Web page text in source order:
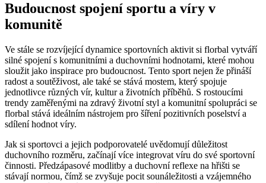
Budoucnost spojení sportu a víry v
komunitě
Ve stále se rozvíjející dynamice sportovních aktivit si florbal vytváří
silné spojení s komunitními a duchovními hodnotami, které mohou
sloužit jako inspirace pro budoucnost. Tento sport nejen že přináší
radost a soutěživost, ale také se stává mostem, který spojuje
jednotlivce různých vír, kultur a životních příběhů. S rostoucími
trendy zaměřenými na zdravý životní styl a komunitní spolupráci se
florbal stává ideálním nástrojem pro šíření pozitivních poselství a
sdílení hodnot víry.
Jak si sportovci a jejich podporovatelé uvědomují důležitost
duchovního rozměru, začínají více integrovat víru do své sportovní
činnosti. Předzápasové modlitby a duchovní reflexe na hřišti se
stávají normou, čímž se zvyšuje pocit sounáležitosti a vzájemného